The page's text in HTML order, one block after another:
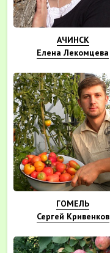
АЧИНСК
Елена Лекомцева
ГОМЕЛЬ
Сергей Кривенков